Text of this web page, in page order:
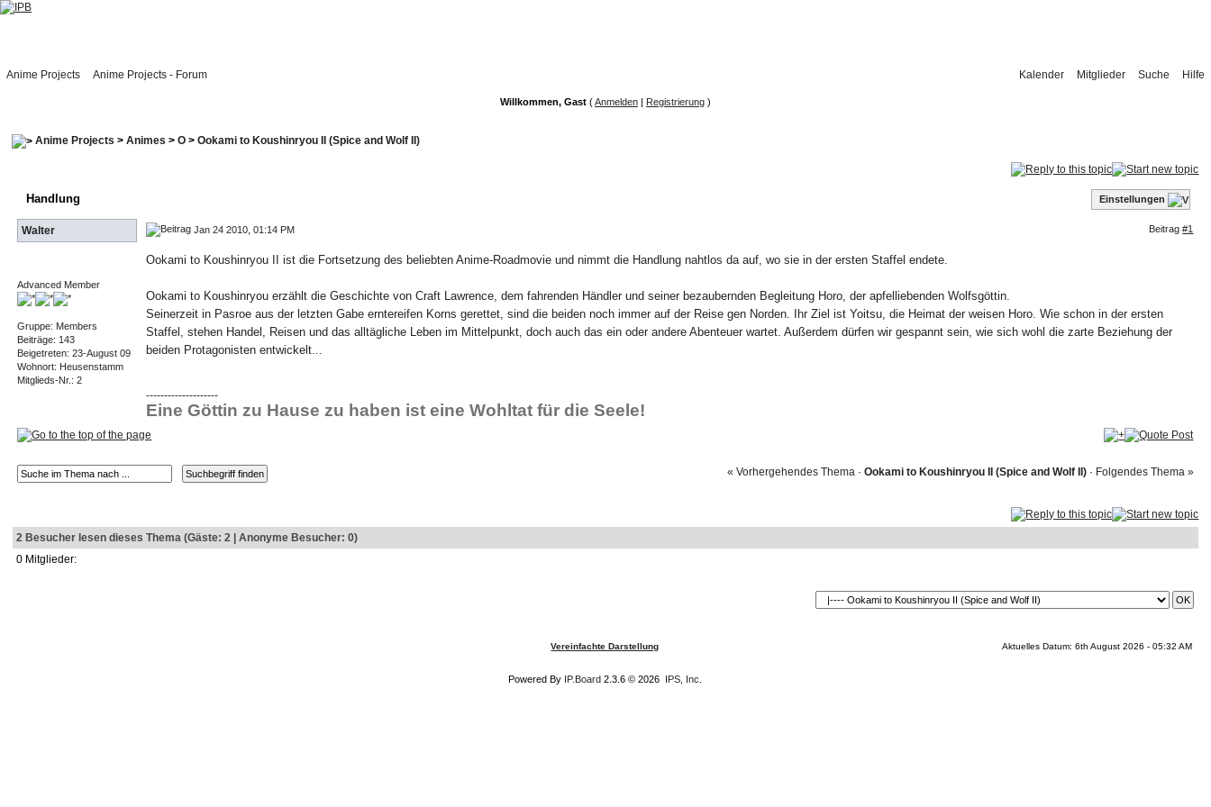
Anime Projects Anime Projects - Forum Hilfe
Suche
Mitglieder
Kalender
Willkommen, Gast (Anmelden | Registrierung )
Anime Projects >Animes >O >Ookami to Koushinryou II (Spice and Wolf II)
Handlung Einstellungen
Walter Jan 24 2010, 01:14 PM Beitrag#1
Advanced Member
Gruppe: Members
Beiträge: 143
Beigetreten: 23-August 09
Wohnort: Heusenstamm
Mitglieds-Nr.: 2
Ookami to Koushinryou II ist die Fortsetzung des beliebten Anime-Roadmovie und nimmt die Handlung nahtlos da auf, wo sie in der ersten Staffel endete.
Ookami to Koushinryou erzählt die Geschichte von Craft Lawrence, dem fahrenden Händler und seiner bezaubernden Begleitung Horo, der apfelliebenden Wolfsgöttin.
Seinerzeit in Pasroe aus der letzten Gabe erntereifen Korns gerettet, sind die beiden noch immer auf der Reise gen Norden. Ihr Ziel ist Yoitsu, die Heimat der weisen Horo. Wie schon in der ersten
Staffel, stehen Handel, Reisen und das alltägliche Leben im Mittelpunkt, doch auch das ein oder andere Abenteuer wartet. Außerdem dürfen wir gespannt sein, wie sich wohl die zarte Beziehung der
beiden Protagonisten entwickelt...
--------------------
Eine Göttin zu Hause zu haben ist eine Wohltat für die Seele!
« Vorhergehendes Thema· Ookami to Koushinryou II (Spice and Wolf II)· Folgendes Thema »
2 Besucher lesen dieses Thema (Gäste: 2 | Anonyme Besucher: 0)
0 Mitglieder:
Vereinfachte Darstellung Aktuelles Datum: 6th August 2026 - 05:32 AM
Powered By IP.Board 2.3.6 © 2026 IPS, Inc